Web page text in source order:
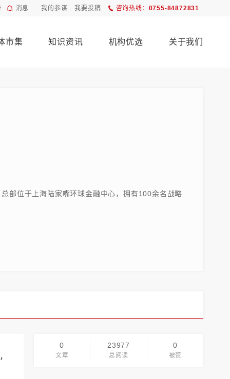
消息 我的参谋 我要投稿 咨询热线： 0755-84872831
市集 知识资讯 机构优选 关于我们
部位于上海陆家嘴环球金融中心，拥有100余名战略
0
文章
23977
总阅读
0
被赞